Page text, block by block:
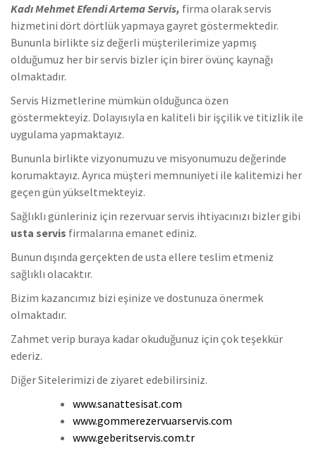
Kadı Mehmet Efendi Artema Servis, firma olarak servis
hizmetini dört dörtlük yapmaya gayret göstermektedir.
Bununla birlikte siz değerli müşterilerimize yapmış
olduğumuz her bir servis bizler için birer övünç kaynağı
olmaktadır.
Servis Hizmetlerine mümkün olduğunca özen
göstermekteyiz. Dolayısıyla en kaliteli bir işçilik ve titizlik ile
uygulama yapmaktayız.
Bununla birlikte vizyonumuzu ve misyonumuzu değerinde
korumaktayız. Ayrıca müşteri memnuniyeti ile kalitemizi her
geçen gün yükseltmekteyiz.
Sağlıklı günleriniz için rezervuar servis ihtiyacınızı bizler gibi
usta servis firmalarına emanet ediniz.
Bunun dışında gerçekten de usta ellere teslim etmeniz
sağlıklı olacaktır.
Bizim kazancımız bizi eşinize ve dostunuza önermek
olmaktadır.
Zahmet verip buraya kadar okuduğunuz için çok teşekkür
ederiz.
Diğer Sitelerimizi de ziyaret edebilirsiniz.
www.sanattesisat.com
www.gommerezervuarservis.com
www.geberitservis.com.tr